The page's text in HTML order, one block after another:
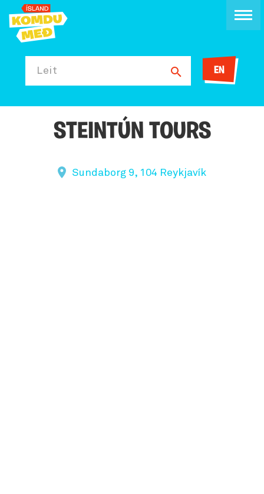
Leit EN
STEINTÚN TOURS
Sundaborg 9, 104 Reykjavík